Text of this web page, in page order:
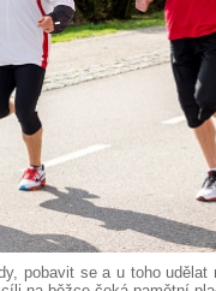
pobavit se a u toho udělat